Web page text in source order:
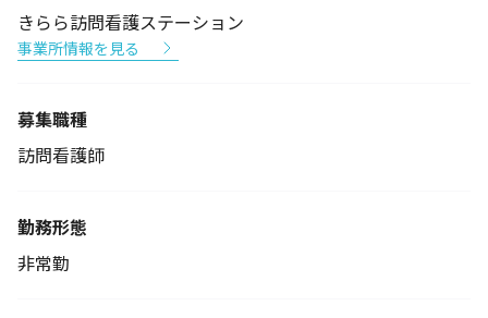
きらら訪問看護ステーション
事業所情報を見る
募集職種
訪問看護師
勤務形態
非常勤